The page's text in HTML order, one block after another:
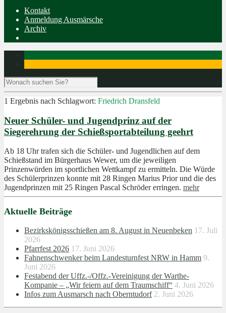
Kontakt
Anmeldung Ausmärsche
Archiv
1 Ergebnis nach Schlagwort: Friedrich Dransfeld
Neuer Schüler- und Jugendprinz auf der
Siegerehrung der Schießsportabteilung geehrt
Ab 18 Uhr trafen sich die Schüler- und Jugendlichen auf dem
Schießstand im Bürgerhaus Wewer, um die jeweiligen
Prinzenwürden im sportlichen Wettkampf zu ermitteln. Die Würde
des Schülerprinzen konnte mit 28 Ringen Marius Prior und die des
Jugendprinzen mit 25 Ringen Pascal Schröder erringen. mehr
Aktuelle Beiträge
Bezirkskönigsschießen am 8. August in Neuenbeken 17. Juli
2026
Pfarrfest 2026 17. Juni 2026
Fahnenschwenker beim Landesturnfest NRW in Hamm 9.
Juni 2026
Festabend der Uffz.-/Offz.-Vereinigung der Warthe-
Kompanie – „Wir feiern auf dem Traumschiff“ 4. Juni 2026
Infos zum Ausmarsch nach Oberntudorf 2. Juni 2026